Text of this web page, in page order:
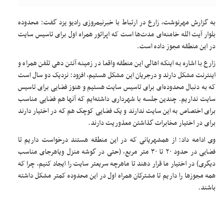
به گزارش مهرنوشت، زارع در ارتباط با خبرنیمروزی رادیو یزد گفت: محدوده
بلوار آیت الله خامنه‌ای مدت‌ها است که اپراتور همراه اول برای تاسیس سایت
در این منطقه مجوز داده است.
زارع با اشاره به اینکه اهالی این منطقه واقعا در زمینه آنتن دهی تلفن همراه و
اینترنت مشکل دارند و درجریان این مشکل هستیم، افزود: نزدیک دو سال است
که به دنبال محدوده‌ای برای تاسیس سایت هستیم و هنوز فضایی برای تاسیس
سایت نداریم. چندین جلسه با شهرداری داشته‌ایم که آنها هم فضایی مناسب
برای اختصاص به این سایت ندارند و یک فضایی کوچک هم که در اختیار دارند
برای در اختیار مخابرات گذاشتن معذوریت دارند.
وی ادامه داد: از همشهریانی که در این منطقه هستند درخواست داریم تا
فضایی در حدود ۲۰ تا ۳۰ متر مربع، (حتی در گوشه منزل ویاهرجای مناسب
دیگری) در اختیار ما قرار دهند تا ماهرچه سریعتر سایت را ایجاد کنیم، چرا که
همه مجوز‌ها را داریم تا مشترکان همراه اول در این محدوده کمتر مشکل داشته
باشند.